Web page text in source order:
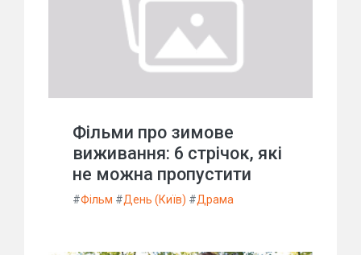
Фільми про зимове
виживання: 6 стрічок, які
не можна пропустити
#Фільм #День (Київ) #Драма